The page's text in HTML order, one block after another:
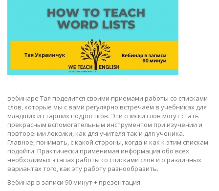
вебинаре Тая поделится своими приемами работы со списками
слов, которые мы с вами регулярно встречаем в учебниках для
младших и старших подростков. Эти списки слов могут стать
прекрасным вспомогательным инструментом при изучении и
повторении лексики, как для учителя так и для ученика.
Главное, понимать, с какой стороны, когда и как к этим спискам
подойти. Практически применимая информация обо всех
необходимых этапах работы со списками слов и о различных
вариантах того, как эту работу разнообразить.
Вебинар в записи 90 минут + презентация